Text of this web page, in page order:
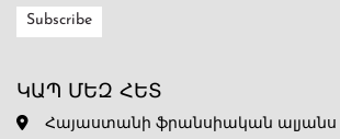
ԿԱՊ ՄԵԶ ՀԵՏ
Հայաստանի ֆրանսիական ալյանս